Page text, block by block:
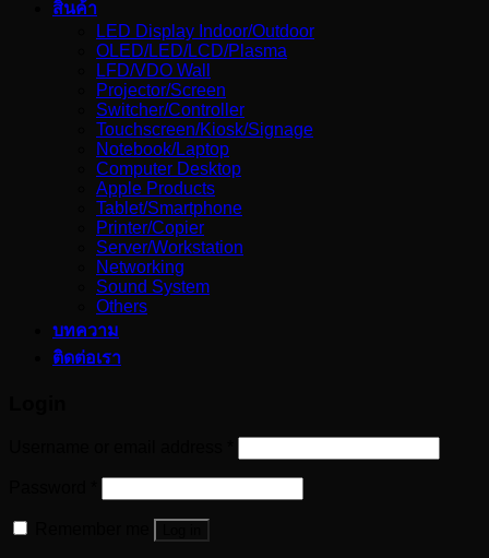
สินค้า
LED Display Indoor/Outdoor
OLED/LED/LCD/Plasma
LFD/VDO Wall
Projector/Screen
Switcher/Controller
Touchscreen/Kiosk/Signage
Notebook/Laptop
Computer Desktop
Apple Products
Tablet/Smartphone
Printer/Copier
Server/Workstation
Networking
Sound System
Others
บทความ
ติดต่อเรา